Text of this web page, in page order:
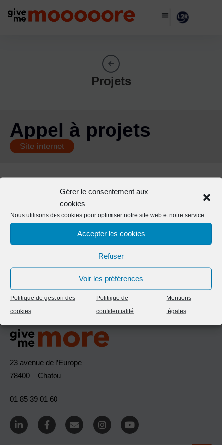
Gérer le consentement aux
cookies
Nous utilisons des cookies pour optimiser notre site web et notre service.
Accepter les cookies
Refuser
Voir les préférences
Politique de gestion des
cookies
Politique de
confidentialité
Mentions
légales
Projets
Appel à projets
Site internet
Vous avez aimé ce projet ?
Contactez-nous
23 avenue de l’Europe
78400 – Chatou
01 85 39 01 60